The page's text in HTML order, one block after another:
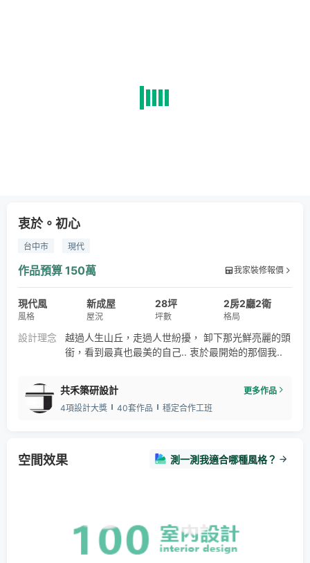
衷於。初心
台中市 現代
作品預算 150萬 我家裝修報價
現代風
風格
新成屋
屋況
28坪
坪數
2房2廳2衛
格局
設計理念
越過人生山丘，走過人世紛擾， 卸下那光鮮亮麗的頭
銜，看到最真也最美的自己.. 衷於最開始的那個我..
共禾築研設計
更多作品
4項設計大獎
40套作品 穩定合作工班
空間效果 測一測我適合哪種風格？